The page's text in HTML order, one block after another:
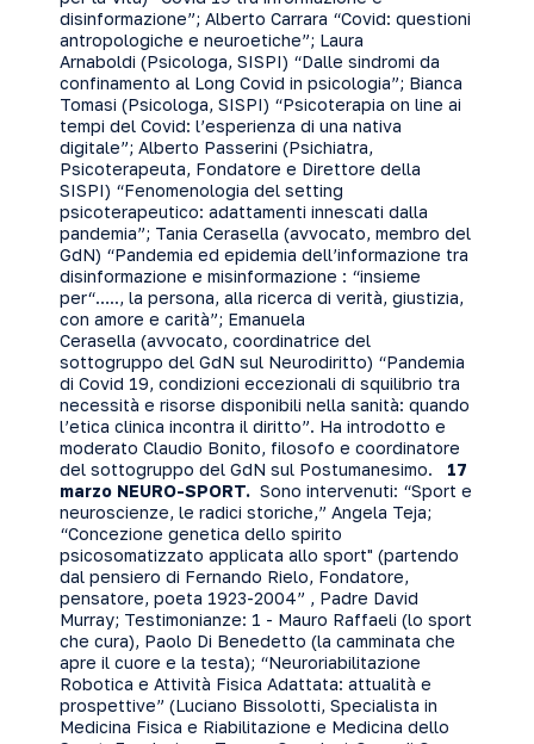
disinformazione”; Alberto Carrara “Covid: questioni
antropologiche e neuroetiche”; Laura
Arnaboldi (Psicologa, SISPI) “Dalle sindromi da
confinamento al Long Covid in psicologia”; Bianca
Tomasi (Psicologa, SISPI) “Psicoterapia on line ai
tempi del Covid: l’esperienza di una nativa
digitale”; Alberto Passerini (Psichiatra,
Psicoterapeuta, Fondatore e Direttore della
SISPI) “Fenomenologia del setting
psicoterapeutico: adattamenti innescati dalla
pandemia”; Tania Cerasella (avvocato, membro del
GdN) “Pandemia ed epidemia dell’informazione tra
disinformazione e misinformazione : “insieme
per“….., la persona, alla ricerca di verità, giustizia,
con amore e carità”; Emanuela
Cerasella (avvocato, coordinatrice del
sottogruppo del GdN sul Neurodiritto) “Pandemia
di Covid 19, condizioni eccezionali di squilibrio tra
necessità e risorse disponibili nella sanità: quando
l’etica clinica incontra il diritto”. Ha introdotto e
moderato Claudio Bonito, filosofo e coordinatore
del sottogruppo del GdN sul Postumanesimo. 17
marzo NEURO-SPORT. Sono intervenuti: “Sport e
neuroscienze, le radici storiche,” Angela Teja;
“Concezione genetica dello spirito
psicosomatizzato applicata allo sport" (partendo
dal pensiero di Fernando Rielo, Fondatore,
pensatore, poeta 1923-2004” , Padre David
Murray; Testimonianze: 1 - Mauro Raffaeli (lo sport
che cura), Paolo Di Benedetto (la camminata che
apre il cuore e la testa); “Neuroriabilitazione
Robotica e Attività Fisica Adattata: attualità e
prospettive” (Luciano Bissolotti, Specialista in
Medicina Fisica e Riabilitazione e Medicina dello